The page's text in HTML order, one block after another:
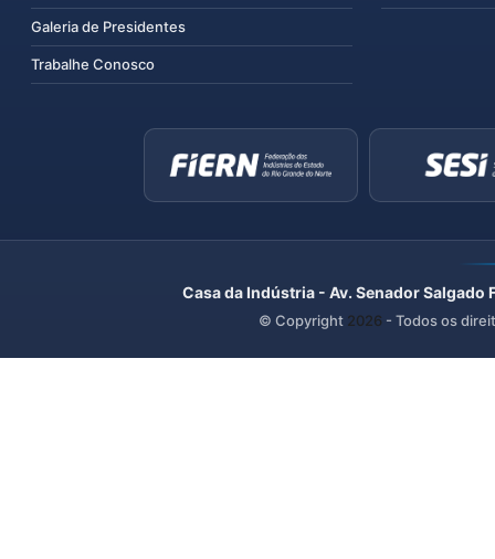
Galeria de Presidentes
Trabalhe Conosco
Casa da Indústria - Av. Senador
© Copyright 2026 - Todos os